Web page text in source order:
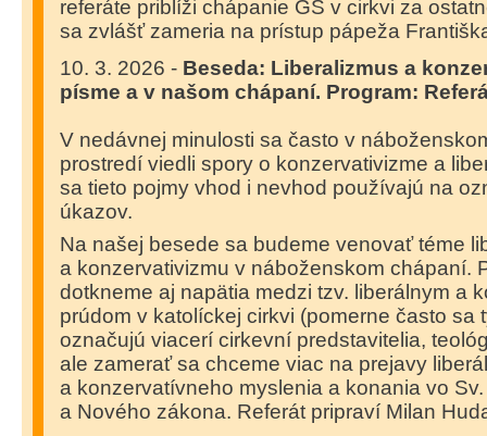
referáte priblíži chápanie GS v cirkvi za
sa zvlášť zameria na prístup pápeža
10. 3. 2026 - Beseda: Liberalizmus a
písme a v našom chápaní. Program:
V nedávnej minulosti sa často v
prostredí viedli spory o konzervativizme a
sa tieto pojmy vhod i nevhod používajú na
úkazov.
Na našej besede sa budeme venovať téme
a konzervativizmu v náboženskom chápaní.
dotkneme aj napätia medzi tzv. liberálnym a
prúdom v katolíckej cirkvi (pomerne často sa
označujú viacerí cirkevní predstavitelia,
ale zamerať sa chceme viac na prejavy
a konzervatívneho myslenia a konania vo
a Nového zákona. Referát pripraví Milan